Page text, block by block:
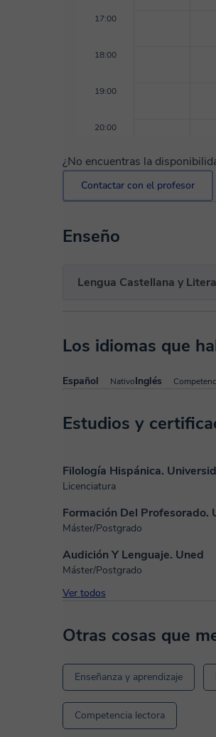
17:00
18:00
19:00
20:00
¿No encuentras la
Contactar con el profesor
Enseño
Lengua Castellana y
Los idiomas que
Español NativoInglés
Estudios y
Filología Hispánica.
Licenciatura
Formación Del Profesorado.
Máster/Postgrado
Audición Y Lenguaje. Uned
Máster/Postgrado
Ver todos
Otras cosas que
Enseñanza y aprendizaje
Competencia lectora